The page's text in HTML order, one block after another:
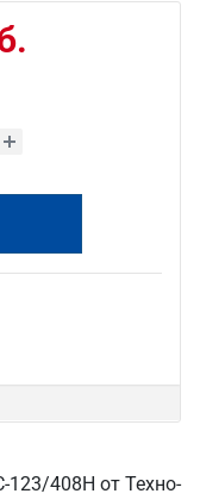
123/408Н от Техно-